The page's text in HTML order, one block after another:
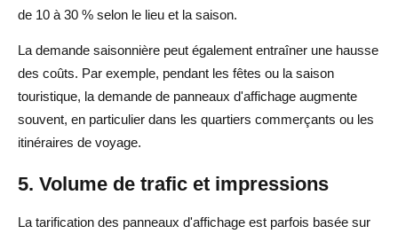
de 10 à 30 % selon le lieu et la saison.
La demande saisonnière peut également entraîner une hausse
des coûts. Par exemple, pendant les fêtes ou la saison
touristique, la demande de panneaux d'affichage augmente
souvent, en particulier dans les quartiers commerçants ou les
itinéraires de voyage.
5. Volume de trafic et impressions
La tarification des panneaux d'affichage est parfois basée sur